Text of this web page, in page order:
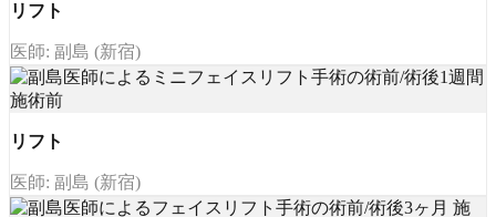
リフト
医師: 副島 (新宿)
リフト
医師: 副島 (新宿)